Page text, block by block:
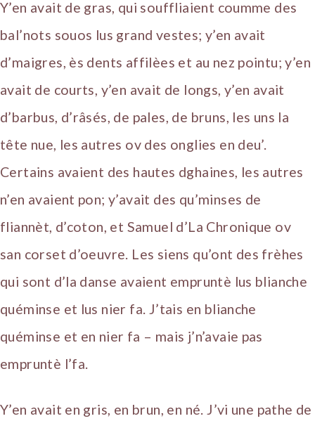
Y’en avait de gras, qui souffliaient coumme des
bal’nots souos lus grand vestes; y’en avait
d’maigres, ès dents affilèes et au nez pointu; y’en
avait de courts, y’en avait de longs, y’en avait
d’barbus, d’râsés, de pales, de bruns, les uns la
tête nue, les autres ov des onglies en deu’.
Certains avaient des hautes dghaines, les autres
n’en avaient pon; y’avait des qu’minses de
fliannèt, d’coton, et Samuel d’La Chronique ov
san corset d’oeuvre. Les siens qu’ont des frèhes
qui sont d’la danse avaient empruntè lus blianche
quéminse et lus nier fa. J’tais en blianche
quéminse et en nier fa – mais j’n’avaie pas
empruntè l’fa.
Y’en avait en gris, en brun, en né. J’vi une pathe de